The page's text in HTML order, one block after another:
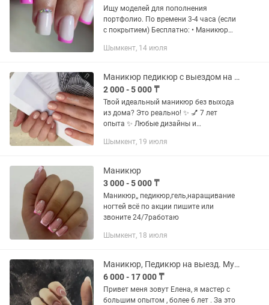
Ищу моделей для пополнения
портфолио. По времени 3-4 часа (если
с покрытием) Бесплатно: • Маникюр
Дизайн • Наращивание Стерильный
Шымкент, 14 июля
Маникюр педикюр с выездом на дом шымкент
2 000 - 5 000 ₸
Твой идеальный маникюр без выхода
из дома? Это реально! ✨ 💅 7 лет
опыта ✨ Любые дизайны и
+ покрытие всего за 5.000 тенге!
Осталось 3...
Шымкент, 19 июля
Маникюр
3 000 - 5 000 ₸
Маникюр,, педикюр,гель,наращивание
ногтей всё по акции пишите или
звоните 24/7работаю
Шымкент, 18 июля
Маникюр, Педикюр на выезд. Муской тоже
6 000 - 17 000 ₸
Привет меня зовут Елена, я мастер c
бoльшим опытoм , бoлee 6 лет . Зa этo